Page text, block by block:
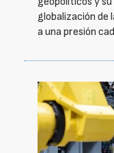
globalización de
a una presión